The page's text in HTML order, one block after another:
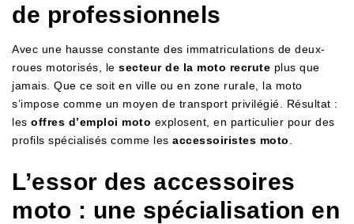
de professionnels
Avec une hausse constante des immatriculations de deux-
roues motorisés, le secteur de la moto recrute plus que
jamais. Que ce soit en ville ou en zone rurale, la moto
s’impose comme un moyen de transport privilégié. Résultat :
les offres d’emploi moto explosent, en particulier pour des
profils spécialisés comme les accessoiristes moto
L’essor des accessoires
moto : une spécialisation en